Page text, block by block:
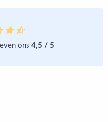
ons 4,5 / 5